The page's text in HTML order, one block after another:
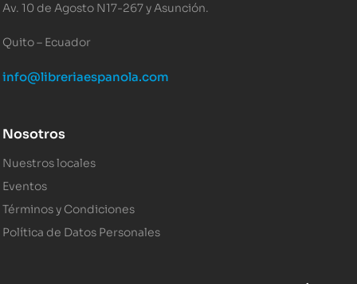
Av. 10 de Agosto N17-267 y Asunción.
Quito – Ecuador
info@libreriaespanola.com
Nosotros
Nuestros locales
Eventos
Términos y Condiciones
Política de Datos Personales